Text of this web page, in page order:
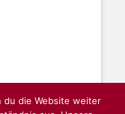
du die Website weiter